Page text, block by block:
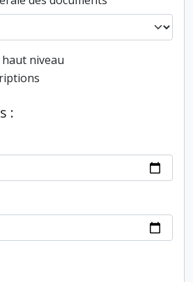
filter
niveau
: